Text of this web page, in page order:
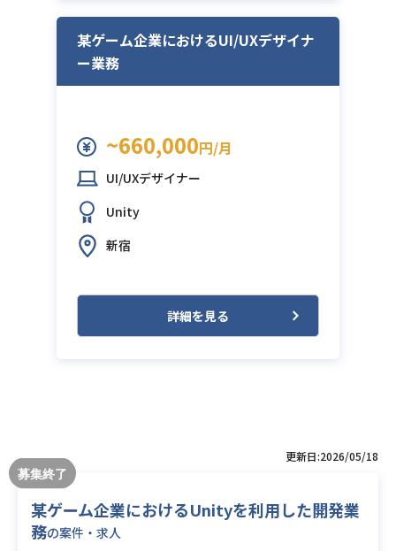
某ゲーム企業におけるUI/UXデザイナ
ー業務
~660,000円/月
UI/UXデザイナー
Unity
新宿
詳細を見る
更新日:2026/05/18
某ゲーム企業におけるUnityを利用した開発業
務の案件・求人